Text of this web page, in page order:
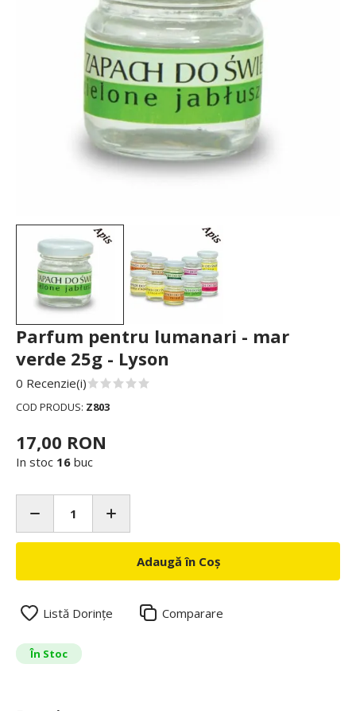
Parfum pentru lumanari - mar
verde 25g - Lyson
0 Recenzie(i)
COD PRODUS: Z803
17,00 RON
In stoc 16 buc
Adaugă în Coș
Listă Dorințe Comparare
În Stoc